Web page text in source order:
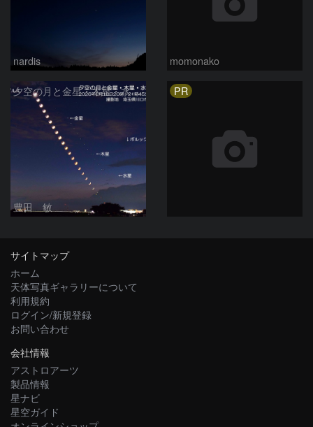
nardis momonako
夕空の月と金星・木星・水星の接近 2026/6/18
豊田 敏
PR
サイトマップ
ホーム
天体写真ギャラリーについて
利用規約
ログイン/新規登録
お問い合わせ
会社情報
アストロアーツ
製品情報
星ナビ
星空ガイド